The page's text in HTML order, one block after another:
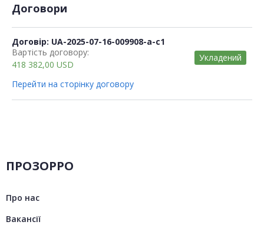
Договори
Договір: UA-2025-07-16-009908-a-c1
Вартість договору:
418 382,00 USD
Укладений
Перейти на сторінку договору
ПРОЗОРРО
Про нас
Вакансії